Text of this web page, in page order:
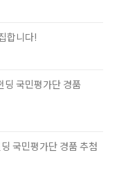
합니다!
국민평가단 경품
국민평가단 경품 추첨